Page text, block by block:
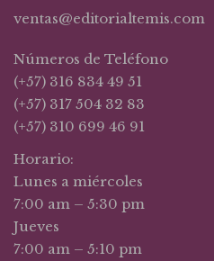
ventas@editorialtemis.com
Números de Teléfono
(+57) 316 834 49 51
(+57) 317 504 32 83
(+57) 310 699 46 91
Horario:
Lunes a miércoles
7:00 am – 5:30 pm
Jueves
7:00 am – 5:10 pm